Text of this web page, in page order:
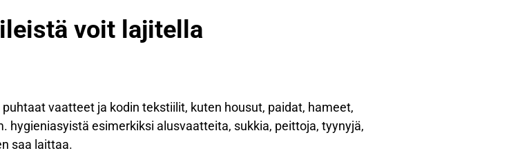
voit lajitella
vaatteet ja kodin tekstiilit, kuten housut, paidat, hameet,
hygieniasyistä esimerkiksi alusvaatteita, sukkia, peittoja, tyynyjä,
saa laittaa.